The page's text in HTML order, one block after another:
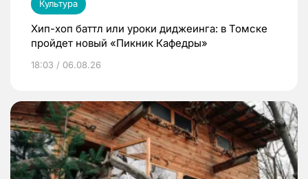
Культура
Хип-хоп баттл или уроки диджеинга: в Томске
пройдет новый «Пикник Кафедры»
18:03 / 06.08.26